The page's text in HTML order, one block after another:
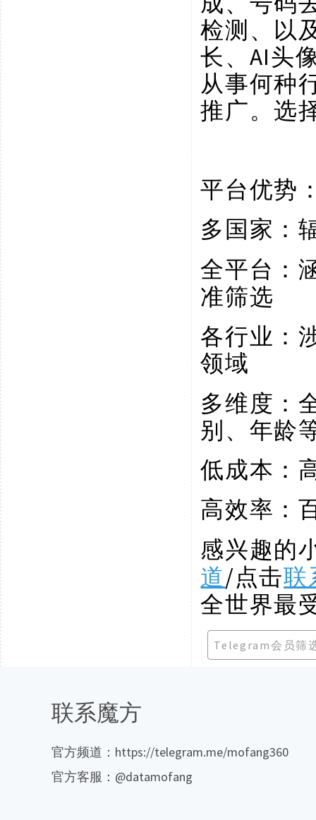
检测、以
长、AI头
从事何种
推广。选
平台优势
多国家：
全平台：
准筛选
各行业：
领域
多维度：
别、年龄
低成本：
高效率：
感兴趣的
道/点击联
全世界最
Telegram会员筛
联系魔方
官方频道：https://telegram.me/mofang360
官方客服：@datamofang